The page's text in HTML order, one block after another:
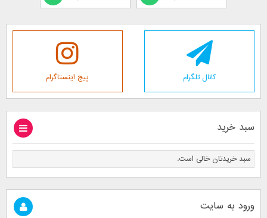
کانال تلگرام پیج اینستاگرام
سبد خرید
سبد خریدتان خالی است.
ورود به سایت